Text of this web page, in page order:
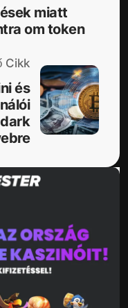
miatt
om token
Cikk
és